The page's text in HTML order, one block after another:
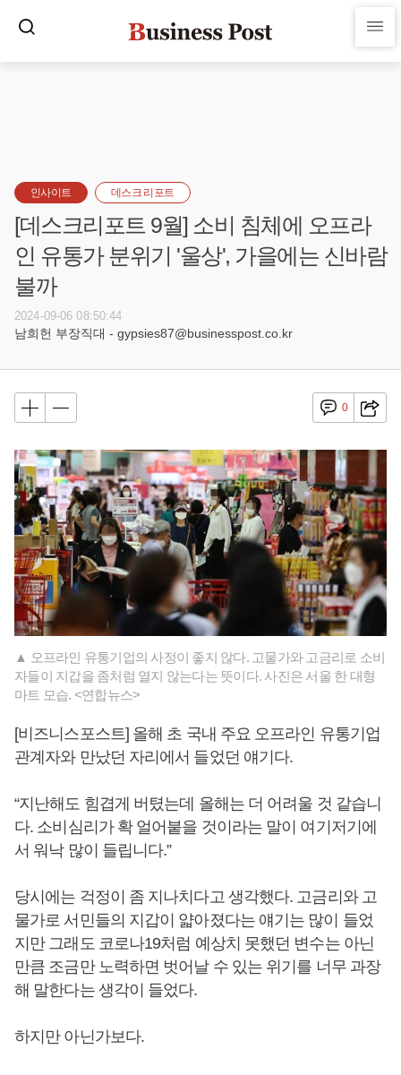
인사이트 데스크 리포트
[데스크리포트 9월] 소비 침체에 오프라
인 유통가 분위기 '울상', 가을에는 신바람
불까
2024-09-06 08:50:44
남희헌 부장직대 - gypsies87@businesspost.co.kr
0
▲ 오프라인 유통기업의 사정이 좋지 않다. 고물가와 고금리로 소비
자들이 지갑을 좀처럼 열지 않는다는 뜻이다. 사진은 서울 한 대형
마트 모습. <연합뉴스>
[비즈니스포스트] 올해 초 국내 주요 오프라인 유통기업
관계자와 만났던 자리에서 들었던 얘기다.
“지난해도 힘겹게 버텼는데 올해는 더 어려울 것 같습니
다. 소비심리가 확 얼어붙을 것이라는 말이 여기저기에
서 워낙 많이 들립니다.”
당시에는 걱정이 좀 지나치다고 생각했다. 고금리와 고
물가로 서민들의 지갑이 얇아졌다는 얘기는 많이 들었
지만 그래도 코로나19처럼 예상치 못했던 변수는 아닌
만큼 조금만 노력하면 벗어날 수 있는 위기를 너무 과장
해 말한다는 생각이 들었다.
하지만 아닌가보다.